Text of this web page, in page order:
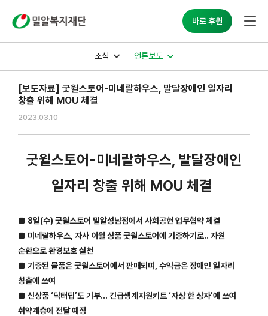
바로 후원
소식 언론보도
[보도자료] 굿윌스토어-미네랄하우스, 발달장애인 일자리
창출 위해 MOU 체결
2023.03.10
굿윌스토어-미네랄하우스, 발달장애인
일자리 창출 위해 MOU 체결
■ 8일(수) 굿윌스토어 밀알성남점에서 사회공헌 업무협약 체결
■ 미네랄하우스, 자사 이월 상품 굿윌스토어에 기증하기로.. 자원
순환으로 환경보호 실천
■ 기증된 물품은 굿윌스토어에서 판매되며, 수익금은 장애인 일자리
창출에 쓰여
■ 신상품 ‘닥터딥’도 기부… 긴급생계지원키트 ‘자상 한 상자’에 쓰여
취약계층에 전달 예정